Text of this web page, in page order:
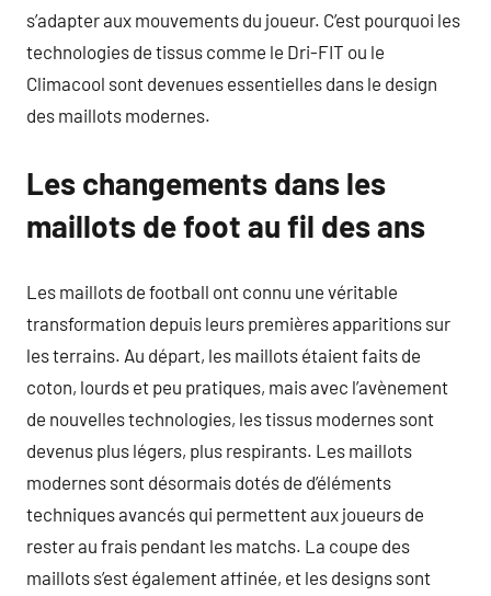
s’adapter aux mouvements du joueur. C’est pourquoi les
technologies de tissus comme le Dri-FIT ou le
Climacool sont devenues essentielles dans le design
des maillots modernes.
Les changements dans les
maillots de foot au fil des ans
Les maillots de football ont connu une véritable
transformation depuis leurs premières apparitions sur
les terrains. Au départ, les maillots étaient faits de
coton, lourds et peu pratiques, mais avec l’avènement
de nouvelles technologies, les tissus modernes sont
devenus plus légers, plus respirants. Les maillots
modernes sont désormais dotés de d’éléments
techniques avancés qui permettent aux joueurs de
rester au frais pendant les matchs. La coupe des
maillots s’est également affinée, et les designs sont